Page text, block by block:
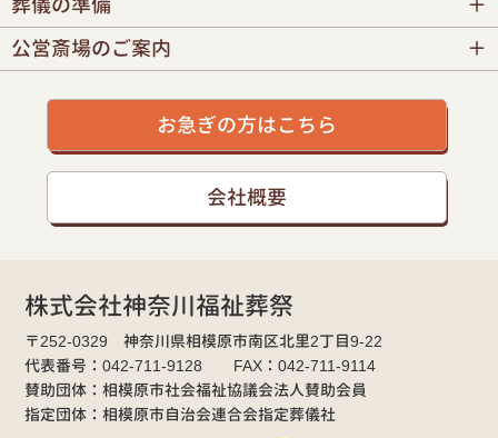
公営斎場のご案内
お急ぎの方はこちら
会社概要
株式会社神奈川福祉葬祭
〒252-0329 神奈川県相模原市南区北里2丁目9-22
代表番号：042-711-9128 FAX：042-711-9114
賛助団体：相模原市社会福祉協議会法人賛助会員
指定団体：相模原市自治会連合会指定葬儀社